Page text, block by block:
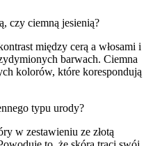
czy ciemną jesienią?
między cerą a włosami i
barwach. Ciemna
kolorów, które korespondują
typu urody?
w zestawieniu ze złotą